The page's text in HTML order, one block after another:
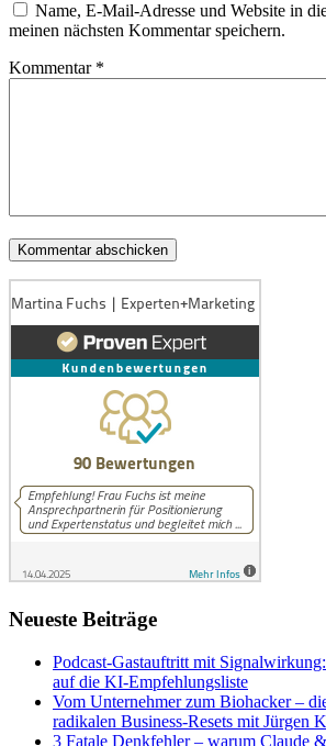
Name, E-Mail-Adresse und Website in
meinen nächsten Kommentar speichern.
Kommentar *
Neueste Beiträge
Podcast-Gastauftritt mit
auf die KI-Empfehlungsliste
Vom Unternehmer zum Biohacker –
radikalen Business-Resets mit Jürgen
3 Fatale Denkfehler – warum Claude